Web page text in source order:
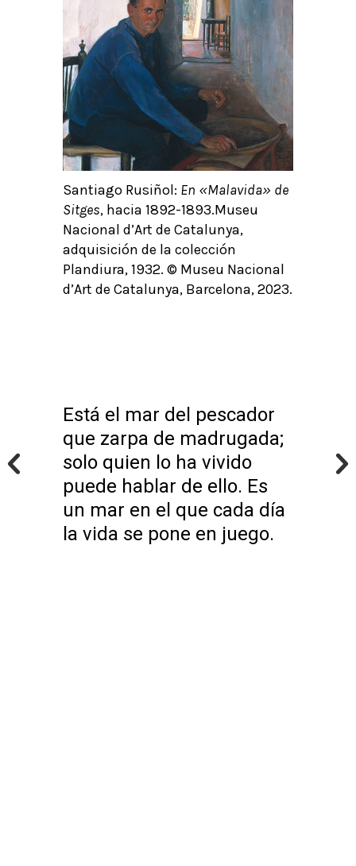
Santiago Rusiñol: En «Malavida» de
Sitges, hacia 1892-1893.Museu
Nacional d’Art de Catalunya,
adquisición de la colección
Plandiura, 1932. © Museu Nacional
d’Art de Catalunya, Barcelona, 2023.
Está el mar del pescador
que zarpa de madrugada;
solo quien lo ha vivido
puede hablar de ello. Es
un mar en el que cada día
la vida se pone en juego.